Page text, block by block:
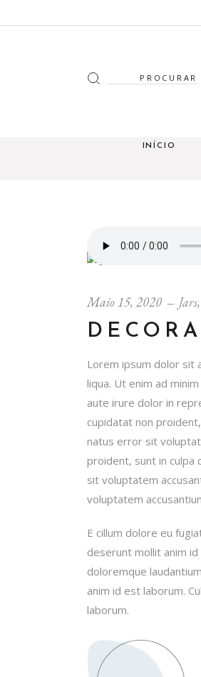
Search
for:
INÍCIO
Maio 15, 2020 Jars,
Lorem ipsum dolor sit
liqua. Ut enim ad
aute irure dolor in
cupidatat non
natus error sit
proident, sunt in culpa
sit voluptatem
voluptatem
E cillum dolore eu
deserunt mollit anim
doloremque
anim id est laborum.
laborum.